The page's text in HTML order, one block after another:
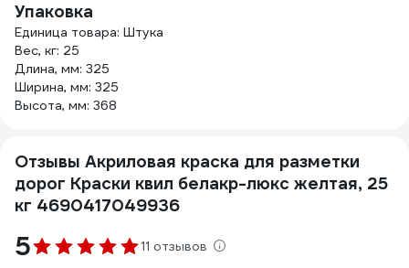
Упаковка
Единица товара: Штука
Вес, кг: 25
Длина, мм: 325
Ширина, мм: 325
Высота, мм: 368
Отзывы Акриловая краска для разметки
дорог Краски квил белакр-люкс желтая, 25
кг 4690417049936
5 11 отзывов